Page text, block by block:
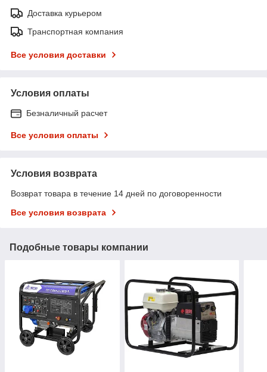
Доставка курьером
Транспортная компания
Все условия доставки
Условия оплаты
Безналичный расчет
Все условия оплаты
Условия возврата
Возврат товара в течение 14 дней по договоренности
Все условия возврата
Подобные товары компании